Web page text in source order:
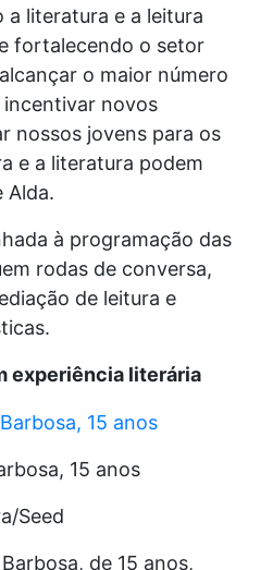
literatura e a leitura
fortalecendo o setor
o maior número
incentivar novos
nossos jovens para os
e a literatura podem
Alda.
à programação das
rodas de conversa,
de leitura e
experiência literária
15 anos
Seed
de 15 anos,